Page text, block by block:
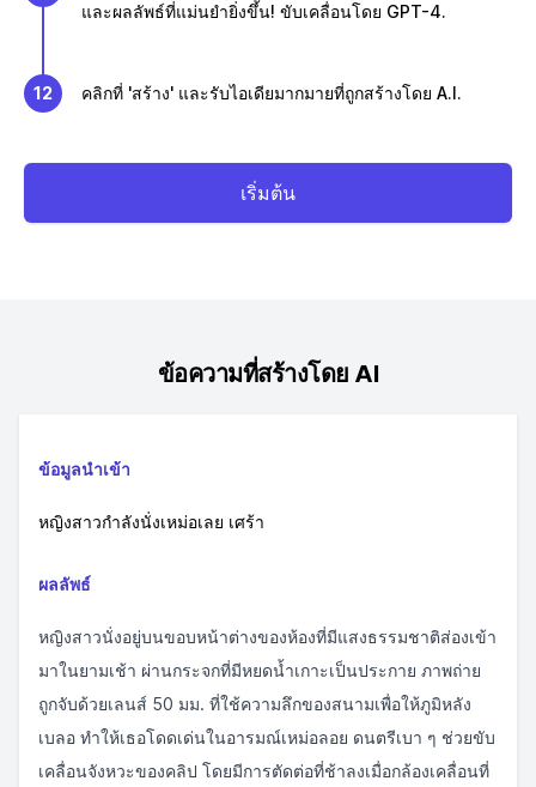
และผลลัพธ์ที่แม่นยำยิ่งขึ้น! ขับเคลื่อนโดย GPT-4.
12 คลิกที่ 'สร้าง' และรับไอเดียมากมายที่ถูกสร้างโดย A.I.
เริ่มต้น
ข้อความที่สร้างโดย AI
ข้อมูลนำเข้า
หญิงสาวกำลังนั่งเหม่อเลย เศร้า
ผลลัพธ์
หญิงสาวนั่งอยู่บนขอบหน้าต่างของห้องที่มีแสงธรรมชาติส่องเข้า
มาในยามเช้า ผ่านกระจกที่มีหยดน้ำเกาะเป็นประกาย ภาพถ่าย
ถูกจับด้วยเลนส์ 50 มม. ที่ใช้ความลึกของสนามเพื่อให้ภูมิหลัง
เบลอ ทำให้เธอโดดเด่นในอารมณ์เหม่อลอย ดนตรีเบา ๆ ช่วยขับ
เคลื่อนจังหวะของคลิป โดยมีการตัดต่อที่ช้าลงเมื่อกล้องเคลื่อนที่